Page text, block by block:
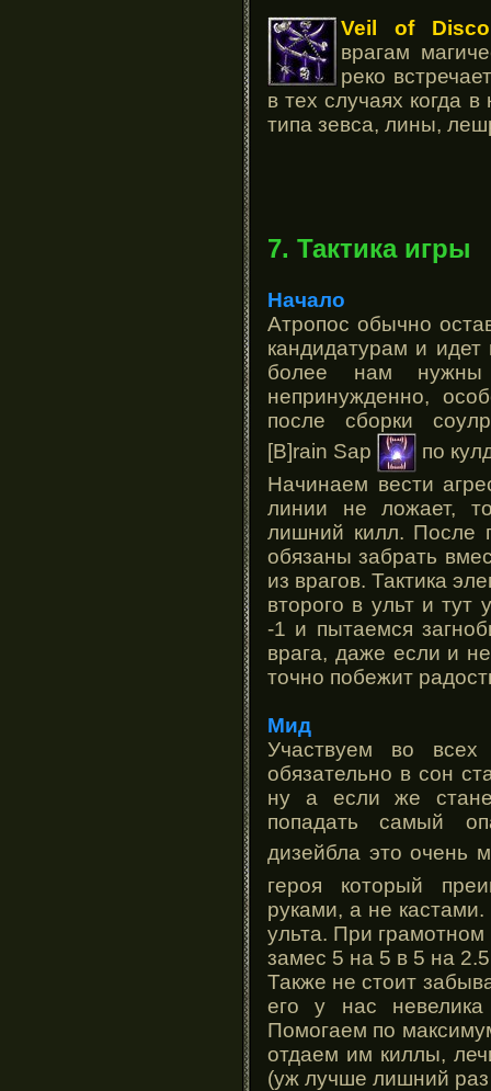
Veil of
врагам
реко
в тех случаях когда
типа зевса, лины,
7. Тактика игры
Начало
Атропос обычно
кандидатурам и
более нам нужны
непринужденно,
после сборки
[B]rain Sap
по
Начинаем вести
линии не ложает,
лишний килл. После
обязаны забрать
из врагов. Тактика
второго в ульт и
-1 и пытаемся
врага, даже если и
точно побежит
Мид
Участвуем во
обязательно в сон
ну а если же
попадать самый
дизейбла это очень
героя который
руками, а не
ульта. При
замес 5 на 5 в 5 на
Также не стоит
его у нас невелика
Помогаем по
отдаем им киллы,
(уж лучше лишний